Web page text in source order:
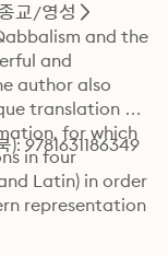
교/영성
and the
and
author also
translation of
for which
in four
Latin) in order
representation
9781631186349